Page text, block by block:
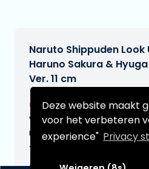
Deze website maakt
voor het verbeteren
experience" Privacy
Naruto Shippuden Look
Haruno Sakura &
Ver. 11 cm
€99,95[Onder
Verwachtte
n.v.t.
Type: